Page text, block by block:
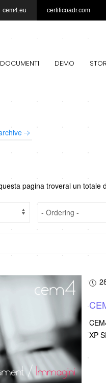
cem4.eu certificoadr.com
DOCUMENTI DEMO
pagina troverai un totale